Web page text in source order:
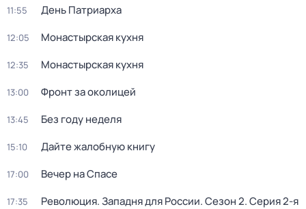
11:55 День Патриарха
12:05 Монастырская кухня
12:35 Монастырская кухня
13:00 Фронт за околицей
13:45 Без году неделя
15:10 Дайте жалобную книгу
17:00 Вeчер на Спасe
17:35 Революция. Западня для России. Сезон 2. Серия 2-я